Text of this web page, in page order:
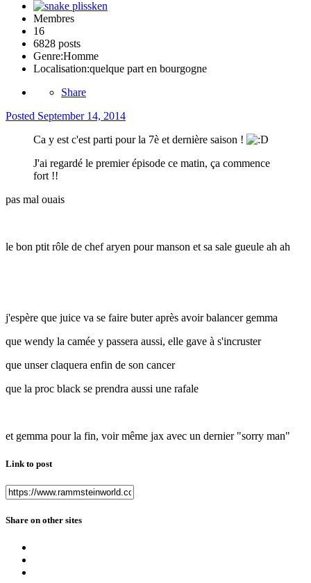
Membres
16
6828 posts
Genre:Homme
Localisation:quelque part en bourgogne
Share
Posted September 14, 2014
Ca y est c'est parti pour la 7è et dernière saison !
J'ai regardé le premier épisode ce matin, ça commence
fort !!
pas mal ouais
le bon ptit rôle de chef aryen pour manson et sa sale gueule ah ah
j'espère que juice va se faire buter après avoir balancer gemma
que wendy la camée y passera aussi, elle gave à s'incruster
que unser claquera enfin de son cancer
que la proc black se prendra aussi une rafale
et gemma pour la fin, voir même jax avec un dernier "sorry man"
Link to post
Share on other sites